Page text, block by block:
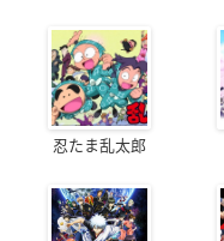
忍たま乱太郎